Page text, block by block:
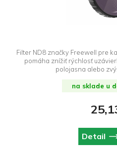
Filter ND8 značky Freewell pre
pomáha znížiť rýchlosť
polojasna alebo
na sklade u
Detail